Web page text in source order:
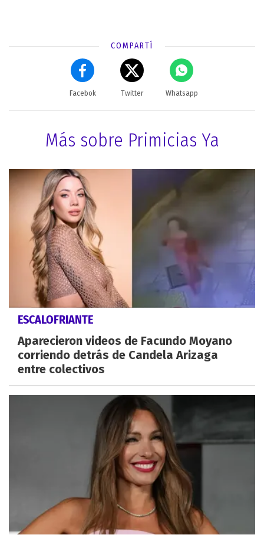
COMPARTÍ
Facebok Twitter Whatsapp
Más sobre Primicias Ya
ESCALOFRIANTE
Aparecieron videos de Facundo Moyano
corriendo detrás de Candela Arizaga
entre colectivos